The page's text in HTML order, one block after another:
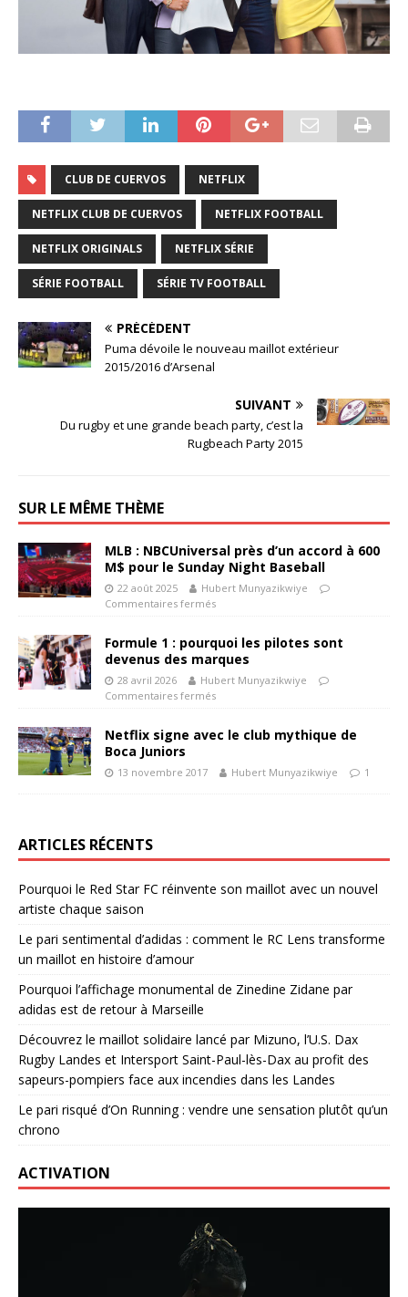
CLUB DE CUERVOS NETFLIX
NETFLIX CLUB DE CUERVOS NETFLIX FOOTBALL
NETFLIX ORIGINALS NETFLIX SÉRIE
SÉRIE FOOTBALL SÉRIE TV FOOTBALL
PRÉCÉDENT
Puma dévoile le nouveau maillot extérieur
2015/2016 d’Arsenal
SUIVANT
Du rugby et une grande beach party, c’est la
Rugbeach Party 2015
SUR LE MÊME THÈME
MLB : NBCUniversal près d’un accord à 600
M$ pour le Sunday Night Baseball
22 août 2025
Hubert Munyazikwiye
Commentaires fermés
Formule 1 : pourquoi les pilotes sont
devenus des marques
28 avril 2026
Hubert Munyazikwiye
Commentaires fermés
Netflix signe avec le club mythique de
Boca Juniors
13 novembre 2017 Hubert Munyazikwiye 1
ARTICLES RÉCENTS
Pourquoi le Red Star FC réinvente son maillot avec un nouvel
artiste chaque saison
Le pari sentimental d’adidas : comment le RC Lens transforme
un maillot en histoire d’amour
Pourquoi l’affichage monumental de Zinedine Zidane par
adidas est de retour à Marseille
Découvrez le maillot solidaire lancé par Mizuno, l’U.S. Dax
Rugby Landes et Intersport Saint-Paul-lès-Dax au profit des
sapeurs-pompiers face aux incendies dans les Landes
Le pari risqué d’On Running : vendre une sensation plutôt qu’un
chrono
ACTIVATION